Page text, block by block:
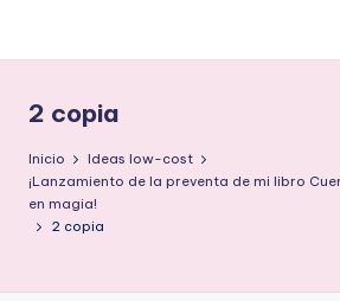
contenido
low-
cost
y
no
morir
en
intento
2 copia
Inicio
Ideas low-cost
¡Lanzamiento de la preventa de mi libro
en magia!
2 copia